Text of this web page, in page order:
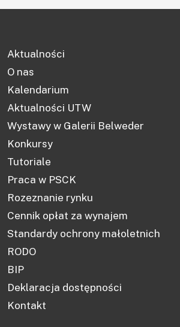
Aktualności
O nas
Kalendarium
Aktualności UTW
Wystawy w Galerii Belweder
Konkursy
Tutoriale
Praca w PSCK
Rozeznanie rynku
Cennik opłat za wynajem
Standardy ochrony małoletnich
RODO
BIP
Deklaracja dostępności
Kontakt